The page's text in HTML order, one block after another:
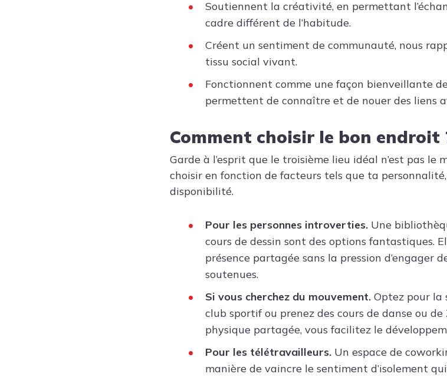
Soutiennent la créativité, en permettant
cadre différent de l’habitude.
Créent un sentiment de communauté, nous
tissu social vivant.
Fonctionnent comme une façon bienveillante
permettent de connaître et de nouer des liens
Comment choisir le bon endroit
Garde à l’esprit que le troisième lieu idéal n’est pas le
choisir en fonction de facteurs tels que ta
disponibilité.
Pour les personnes introverties. Une
cours de dessin sont des options fantastiques.
présence partagée sans la pression d’engager
soutenues.
Si vous cherchez du mouvement. Optez pour la
club sportif ou prenez des cours de danse ou
physique partagée, vous facilitez le
Pour les télétravailleurs. Un espace de
manière de vaincre le sentiment d’isolement